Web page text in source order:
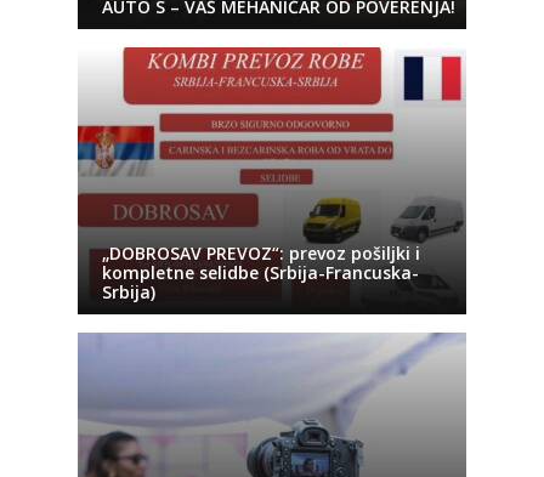
AUTO S – VAŠ MEHANIČAR OD POVERENJA!
„DOBROSAV PREVOZ“: prevoz pošiljki i
kompletne selidbe (Srbija-Francuska-
Srbija)